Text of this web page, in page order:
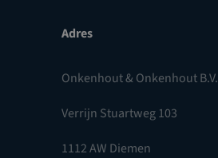
Adres
Onkenhout & Onkenhout B.V.
Verrijn Stuartweg 103
1112 AW Diemen